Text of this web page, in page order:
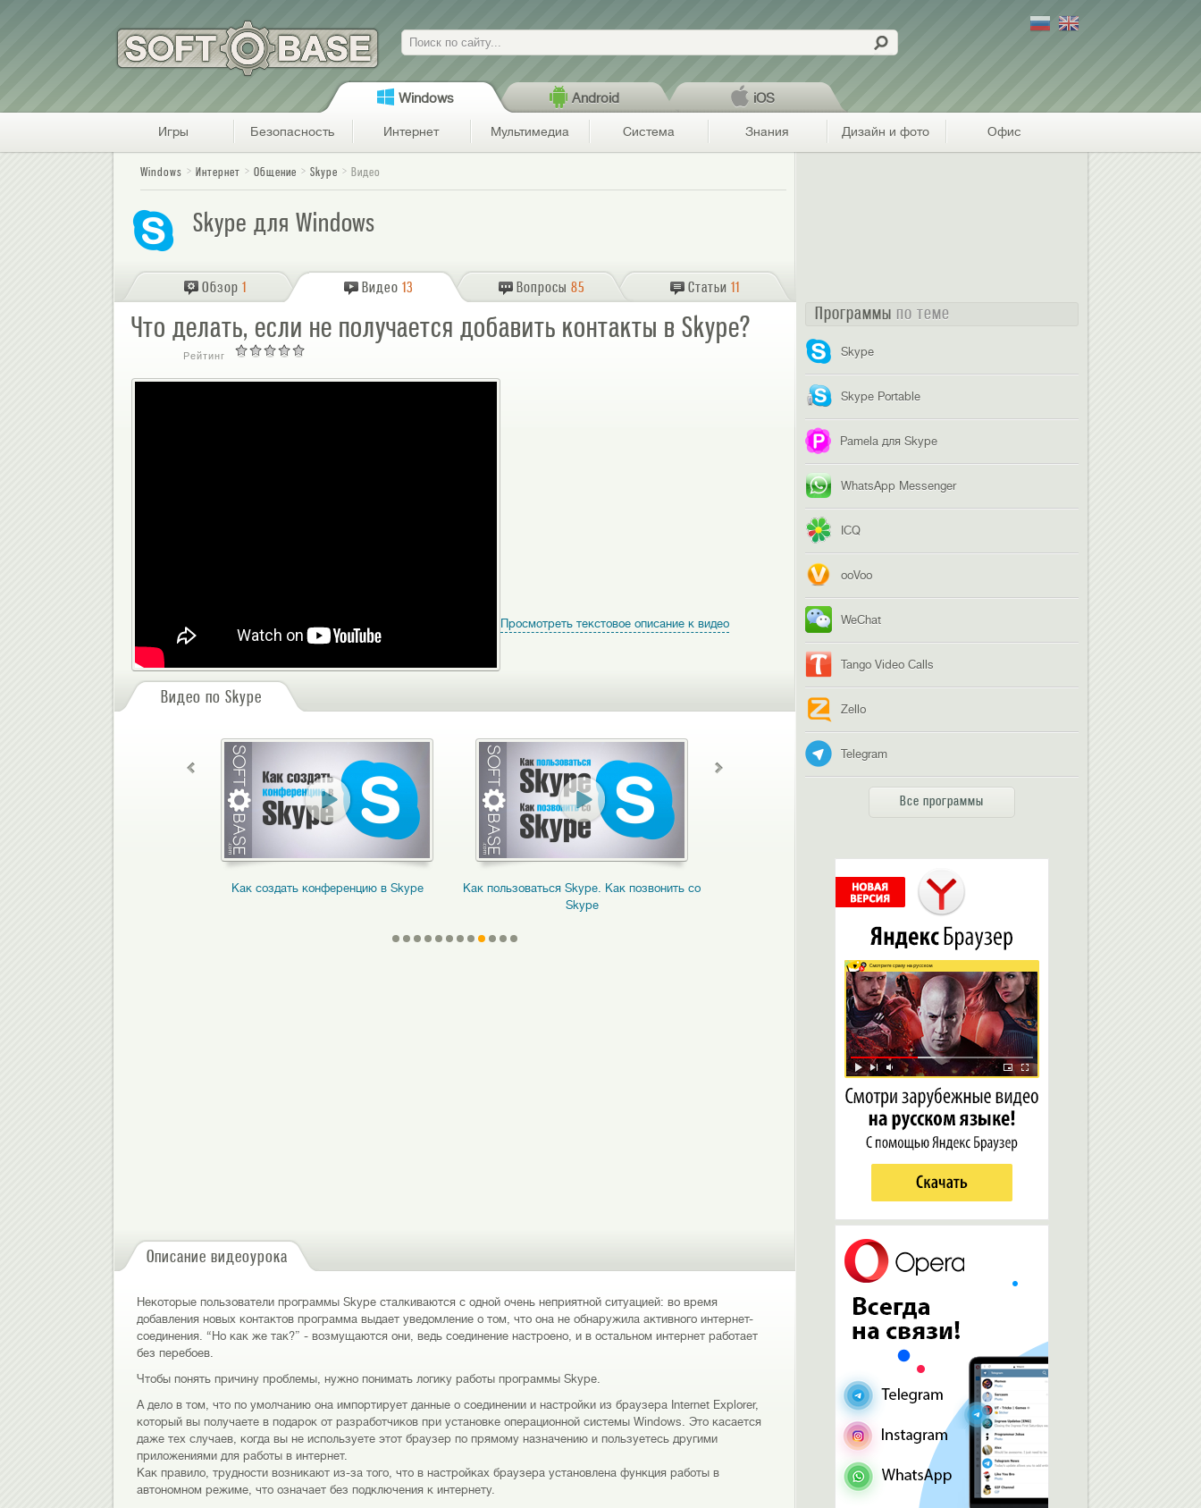
Поиск
Windows Android iOS
Игры Безопасность Интернет Мультимедиа Система Знания Дизайн и фото Офис
Windows Интернет Общение Skype Видео
Skype для Windows
Обзор 1 Видео 13 Вопросы 85 Статьи 11
Что делать, если не получается добавить контакты в Skype?
Рейтинг
Просмотреть текстовое описание к видео
Видео по Skype
Как создать конференцию в Skype
Как пользоваться Skype. Как позвонить со
Skype
Как показать “Рабочий стол” своего
компьютера при разговоре по Skype?
Описание видеоурока
Некоторые пользователи программы Skype сталкиваются с одной очень неприятной ситуацией: во время
добавления новых контактов программа выдает уведомление о том, что она не обнаружила активного интернет-
соединения. “Но как же так?” - возмущаются они, ведь соединение настроено, и в остальном интернет работает
без перебоев.
Чтобы понять причину проблемы, нужно понимать логику работы программы Skype.
А дело в том, что по умолчанию она импортирует данные о соединении и настройки из браузера Internet Explorer,
который вы получаете в подарок от разработчиков при установке операционной системы Windows. Это касается
даже тех случаев, когда вы не используете этот браузер по прямому назначению и пользуетесь другими
приложениями для работы в интернет.
Как правило, трудности возникают из-за того, что в настройках браузера установлена функция работы в
автономном режиме, что означает без подключения к интернету.
Программы по теме
Skype
Skype Portable
Pamela для Skype
WhatsApp Messenger
ICQ
ooVoo
WeChat
Tango Video Calls
Zello
Telegram
Все программы